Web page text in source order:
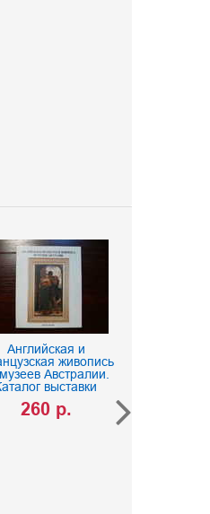
Английская и
живопись
Австралии.
выставки
260 р.